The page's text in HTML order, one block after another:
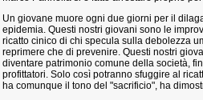
Un giovane muore ogni due giorni per il
epidemia. Questi nostri giovani sono le
ricatto cinico di chi specula sulla debolezza
reprimere che di prevenire. Questi nostri
diventare patrimonio comune della società,
profittatori. Solo così potranno sfuggire al
ha comunque il tono del "sacrificio", ha